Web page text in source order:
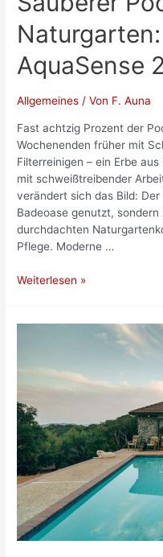
AquaSense
Allgemeines / Von F. Auna
Fast achtzig Prozent der
Wochenenden früher mit
Filterreinigen – ein Erbe
mit schweißtreibender
verändert sich das Bild:
Badeoase genutzt,
durchdachten
Pflege. Moderne …
Sauberer
AquaSense
im
Check
Weiterlesen »